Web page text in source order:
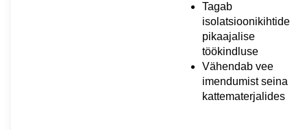
Tagab
isolatsioonikihtide
pikaajalise
töökindluse
Vähendab vee
imendumist seina
kattematerjalides